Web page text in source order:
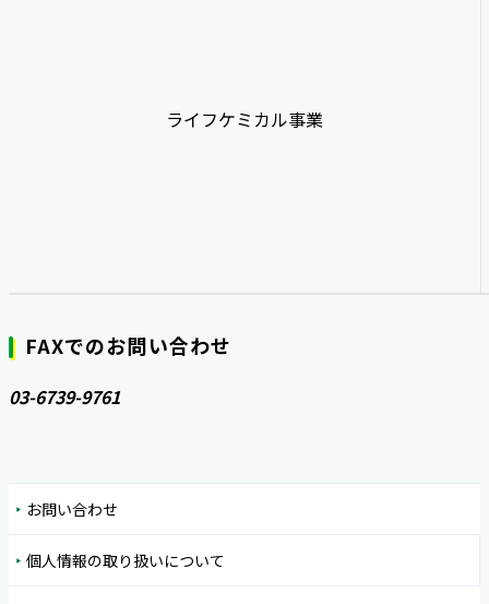
ライフケミカル事業
FAXでのお問い合わせ
03-6739-9761
お問い合わせ
個人情報の取り扱いについて